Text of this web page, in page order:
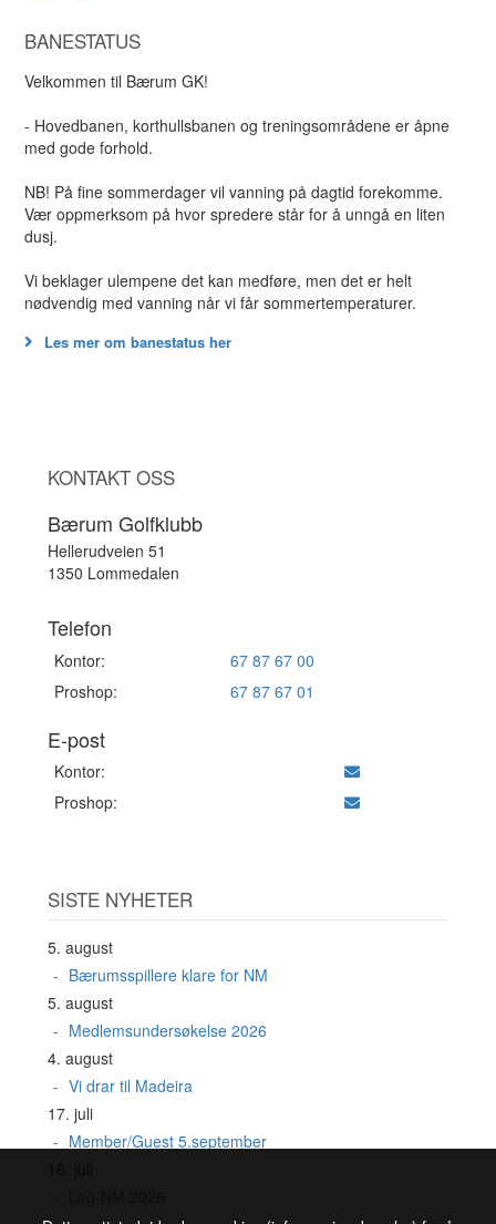
BANESTATUS
Velkommen til Bærum GK!
- Hovedbanen, korthullsbanen og treningsområdene er åpne
med gode forhold.
NB! På fine sommerdager vil vanning på dagtid forekomme.
Vær oppmerksom på hvor spredere står for å unngå en liten
dusj.
Vi beklager ulempene det kan medføre, men det er helt
nødvendig med vanning når vi får sommertemperaturer.
Les mer om banestatus her
KONTAKT OSS
Bærum Golfklubb
Hellerudveien 51
1350 Lommedalen
Telefon
Kontor:
67 87 67 00
Proshop:
67 87 67 01
E-post
Kontor:
Proshop:
SISTE NYHETER
5. august
Bærumsspillere klare for NM
5. august
Medlemsundersøkelse 2026
4. august
Vi drar til Madeira
17. juli
Member/Guest 5.september